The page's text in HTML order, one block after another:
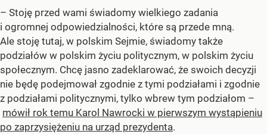
– Stoję przed wami świadomy wielkiego zadania
i ogromnej odpowiedzialności, które są przede mną.
Ale stoję tutaj, w polskim Sejmie, świadomy także
podziałów w polskim życiu politycznym, w polskim życiu
społecznym. Chcę jasno zadeklarować, że swoich decyzji
nie będę podejmował zgodnie z tymi podziałami i zgodnie
z podziałami politycznymi, tylko wbrew tym podziałom –
mówił rok temu Karol Nawrocki w pierwszym wystąpieniu
po zaprzysiężeniu na urząd prezydenta.